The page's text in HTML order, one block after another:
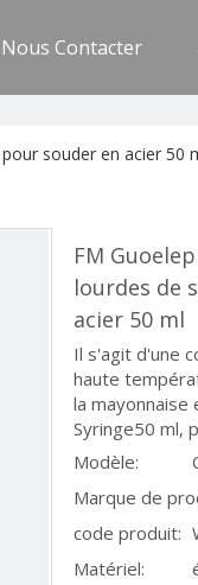
Nous Contacter
souder en acier 50
FM
lourdes de
acier 50 ml
Il s'agit d'une
haute
la mayonnaise
Syringe50 ml,
Modèle:
Marque de
code produit:
Matériel: